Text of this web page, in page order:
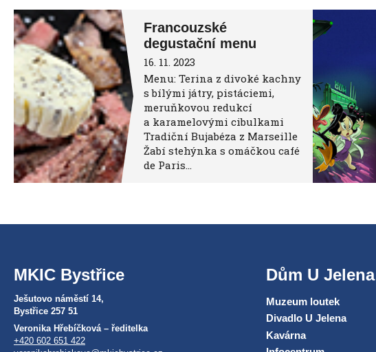
Francouzské
degustační menu
16. 11. 2023
Menu: Terina z divoké kachny
s bílými játry, pistáciemi,
meruňkovou redukcí
a karamelovými cibulkami
Tradiční Bujabéza z Marseille
Žabí stehýnka s omáčkou café
de Paris…
MKIC Bystřice
Ješutovo náměstí 14,
Bystřice 257 51
Veronika Hřebíčková – ředitelka
+420 602 651 422
Dům U Jelena
Muzeum loutek
Divadlo U Jelena
Kavárna